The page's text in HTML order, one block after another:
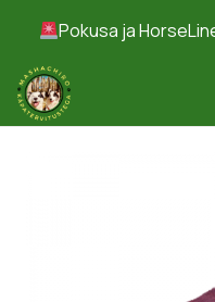
Pokusa ja